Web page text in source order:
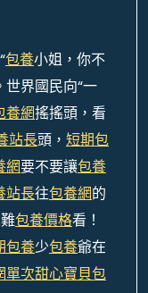
包養小姐，你不
世界國民向“一
養網搖搖頭，看
站長頭， 短期包
網要不要讓包養
站長往包養網的
包養價格看！
包養少包養爺在
單次甜心寶貝包